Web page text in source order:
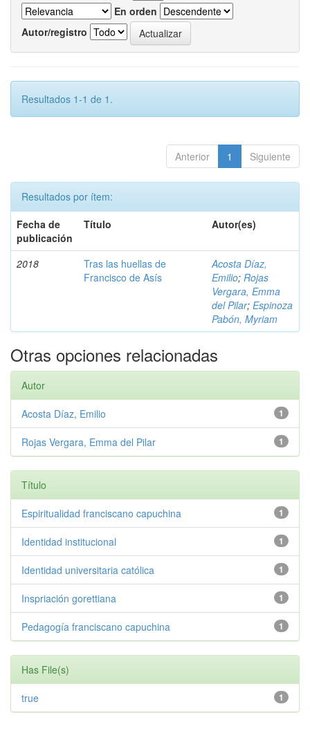
En orden
Autor/registro
Resultados 1-1 de 1.
Anterior 1 Siguiente
Resultados por ítem:
Fecha de
publicación
Título Autor(es)
2018
Tras las huellas de
Francisco de Asís
Acosta Díaz,
Emilio; Rojas
Vergara, Emma
del Pilar; Espinoza
Pabón, Myriam
Otras opciones relacionadas
Autor
1
Acosta Díaz, Emilio
1
Rojas Vergara, Emma del Pilar
Título
1
Espiritualidad franciscano capuchina
1
Identidad institucional
1
Identidad universitaria católica
1
Inspriación gorettiana
1
Pedagogía franciscano capuchina
Has File(s)
1
true